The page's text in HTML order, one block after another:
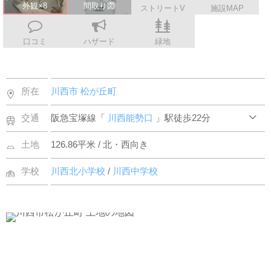
外観×8 間取り図 ストリートV 施設MAP
口コミ ハザード 緑地
所在 川西市松が丘町
交通 阪急宝塚線「 川西能勢口 」駅徒歩22分
土地 126.86平米 / 北・西向き
学校 川西北小学校/ 川西中学校